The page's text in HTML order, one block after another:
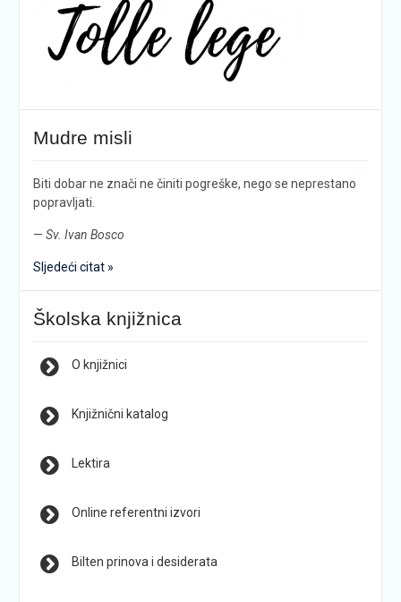
Mudre misli
Biti dobar ne znači ne činiti pogreške, nego se neprestano
popravljati.
— Sv. Ivan Bosco
Sljedeći citat »
Školska knjižnica
O knjižnici
Knjižnični katalog
Lektira
Online referentni izvori
Bilten prinova i desiderata